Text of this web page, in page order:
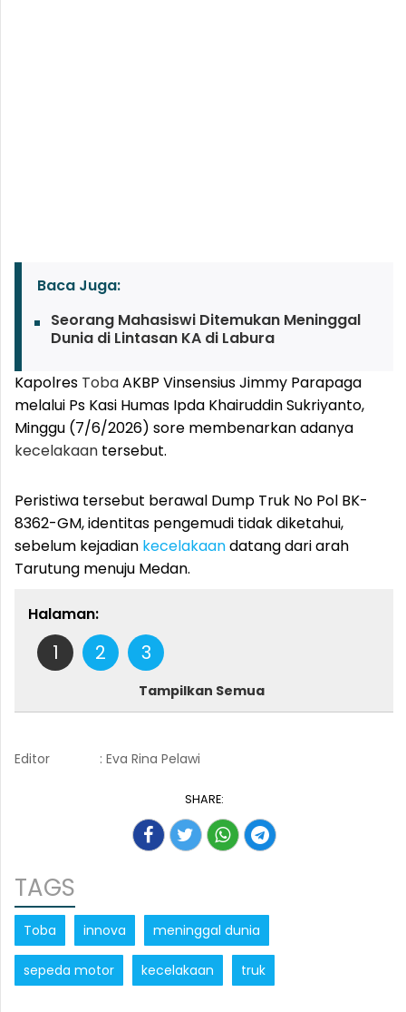
Baca Juga:
Seorang Mahasiswi Ditemukan Meninggal
Dunia di Lintasan KA di Labura
Kapolres TobaAKBP Vinsensius Jimmy Parapaga
melalui Ps Kasi Humas Ipda Khairuddin Sukriyanto,
Minggu (7/6/2026) sore membenarkan adanya
kecelakaan tersebut.
Peristiwa tersebut berawal Dump Truk No Pol BK-
8362-GM, identitas pengemudi tidak diketahui,
sebelum kejadian kecelakaandatang dari arah
Tarutung menuju Medan.
Halaman:
1 2 3
Tampilkan Semua
Editor : Eva Rina Pelawi
SHARE:
TAGS
Toba innova meninggal dunia
sepeda motor kecelakaan truk